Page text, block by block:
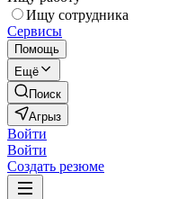
Ищу сотрудника
Сервисы
Помощь
Ещё
Поиск
Агрыз
Войти
Войти
Создать резюме